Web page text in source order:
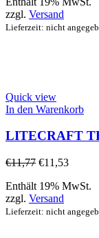
zzgl. Versand
Lieferzeit: nicht
Quick view
In den Warenkorb
LITECRAFT
€11,77 €11,53
Enthält 19% MwSt.
zzgl. Versand
Lieferzeit: nicht